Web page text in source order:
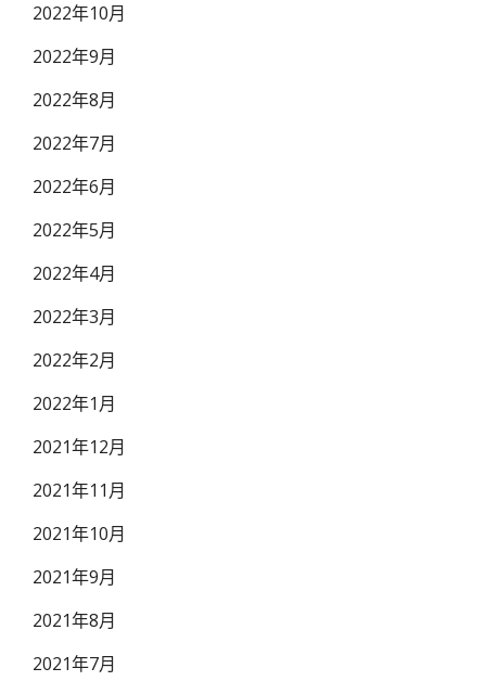
2022年10月
2022年9月
2022年8月
2022年7月
2022年6月
2022年5月
2022年4月
2022年3月
2022年2月
2022年1月
2021年12月
2021年11月
2021年10月
2021年9月
2021年8月
2021年7月